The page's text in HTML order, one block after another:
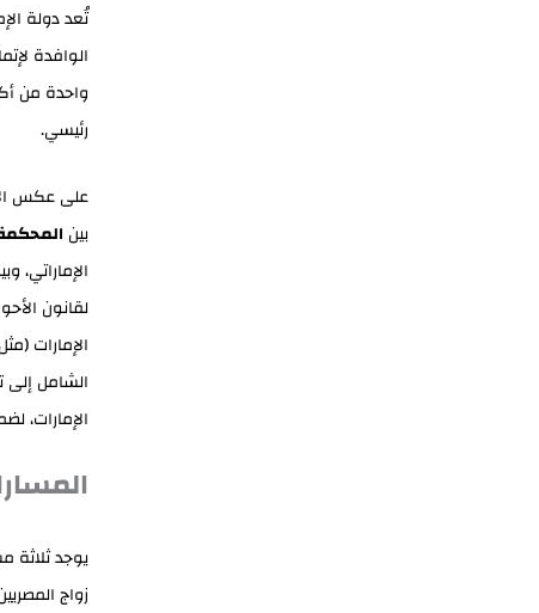
تُعد دولة
الوافدة
واحدة من
رئيسي.
على عكس
بين المحكمة
الإماراتي،
لقانون
الإمارات
الشامل إلى
الإمارات،
يوجد ثلاثة
زواج